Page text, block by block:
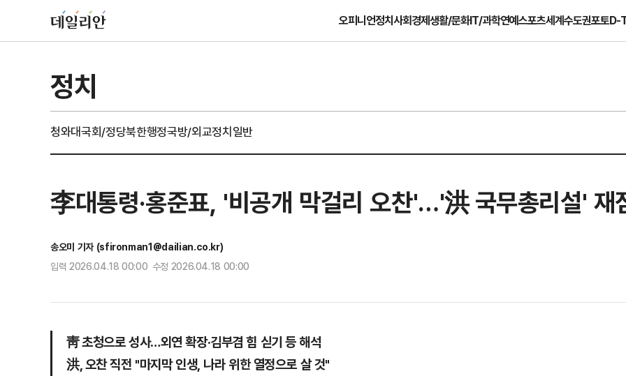
오피니언정치사회경제생활/문화IT/과학연예스포츠세계수도권포토D-
정치
청와대국회/정당북한행정국방/외교정치일반
李대통령·홍준표, '비공개 막걸리 오찬'…'洪 국무총리설' 재
송오미 기자 (sfironman1@dailian.co.kr)
입력 2026.04.18 00:00 수정 2026.04.18 00:00
靑 초청으로 성사…외연 확장·김부겸 힘 싣기 등 해석
洪, 오찬 직전 "마지막 인생, 나라 위한 열정으로 살 것"